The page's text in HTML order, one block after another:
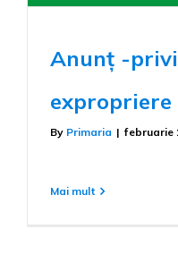
Anunț -
expropriere
By Primaria | februarie
Mai mult